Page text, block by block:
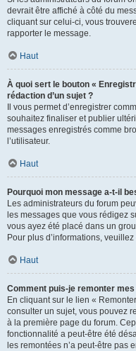
devrait être affiché à côté du
cliquant sur celui-ci, vous
rapporter le message.
Haut
À quoi sert le bouton «
rédaction d’un sujet ?
Il vous permet d’enregistrer
souhaitez finaliser et publier
messages enregistrés comme
l’utilisateur.
Haut
Pourquoi mon message a-t-il
Les administrateurs du forum
les messages que vous rédigez
vous ayez été placé dans un
Pour plus d’informations,
Haut
Comment puis-je remonter
En cliquant sur le lien «
consulter un sujet, vous pouvez
à la première page du forum.
fonctionnalité a peut-être été
les remontées n’a peut-être pas